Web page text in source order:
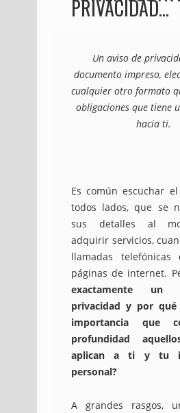
PRIVACIDAD…
Un aviso de
documento impreso,
cualquier otro formato
obligaciones que tiene
hacia ti.
Es común escuchar
todos lados, que se
sus detalles al
adquirir servicios,
llamadas telefónicas
páginas de internet.
exactamente un
privacidad y por
importancia que
profundidad
aplican a ti y tu
personal?
A grandes rasgos,